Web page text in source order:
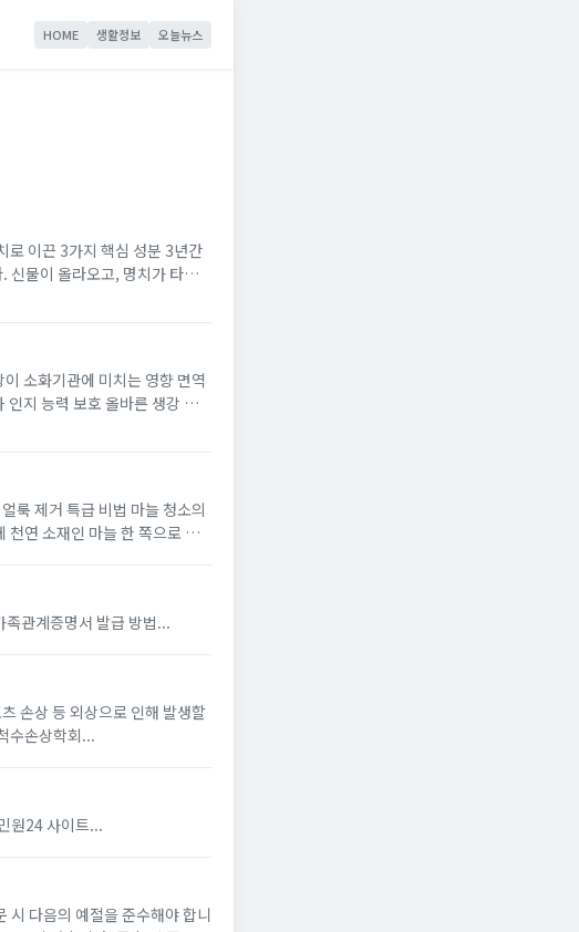
HOME 생활정보 오늘뉴스
끈 3가지 핵심 성분 3년간
신물이 올라오고, 명치가 타는
소화기관에 미치는 영향 면역
인지 능력 보호 올바른 생강 섭
룩 제거 특급 비법 마늘 청소의
천연 소재인 마늘 한 쪽으로 효
계증명서 인터넷 발급 방법 가족관계증명서 발급 방법 발급 팁 자주 묻는 질문 가족관계증명서 발급 방법...
A부터 E까지 5단계로 분류됩니다. 척수손상 분류 국제척수손상학회...
문 차량범칙금 조회 방법 경찰청 교통민원24 사이트...